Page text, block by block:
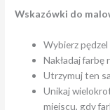
Wskazówki do
Wybierz
Nakładaj farbę
Utrzymuj ten
Unikaj
miejscu, gdy